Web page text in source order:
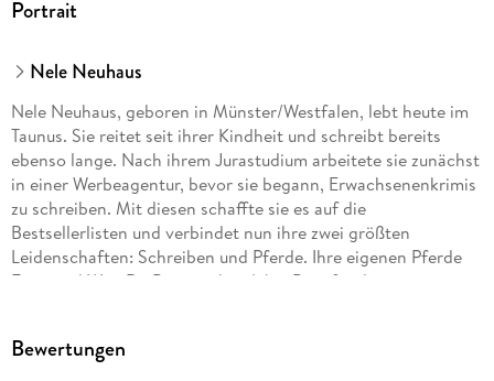
Portrait
Nele Neuhaus
Nele Neuhaus, geboren in Münster/Westfalen, lebt heute im
Taunus. Sie reitet seit ihrer Kindheit und schreibt bereits
ebenso lange. Nach ihrem Jurastudium arbeitete sie zunächst
in einer Werbeagentur, bevor sie begann, Erwachsenenkrimis
zu schreiben. Mit diesen schaffte sie es auf die
Bestsellerlisten und verbindet nun ihre zwei größten
Leidenschaften: Schreiben und Pferde. Ihre eigenen Pferde
Fritzi und Won Da Pie standen dabei Pate für die
Bewertungen